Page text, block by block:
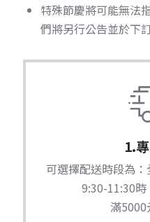
特殊節慶將可能無法
們將另行公告並於下
1.
可選擇配送時段為
9:30-11:30時
滿5000